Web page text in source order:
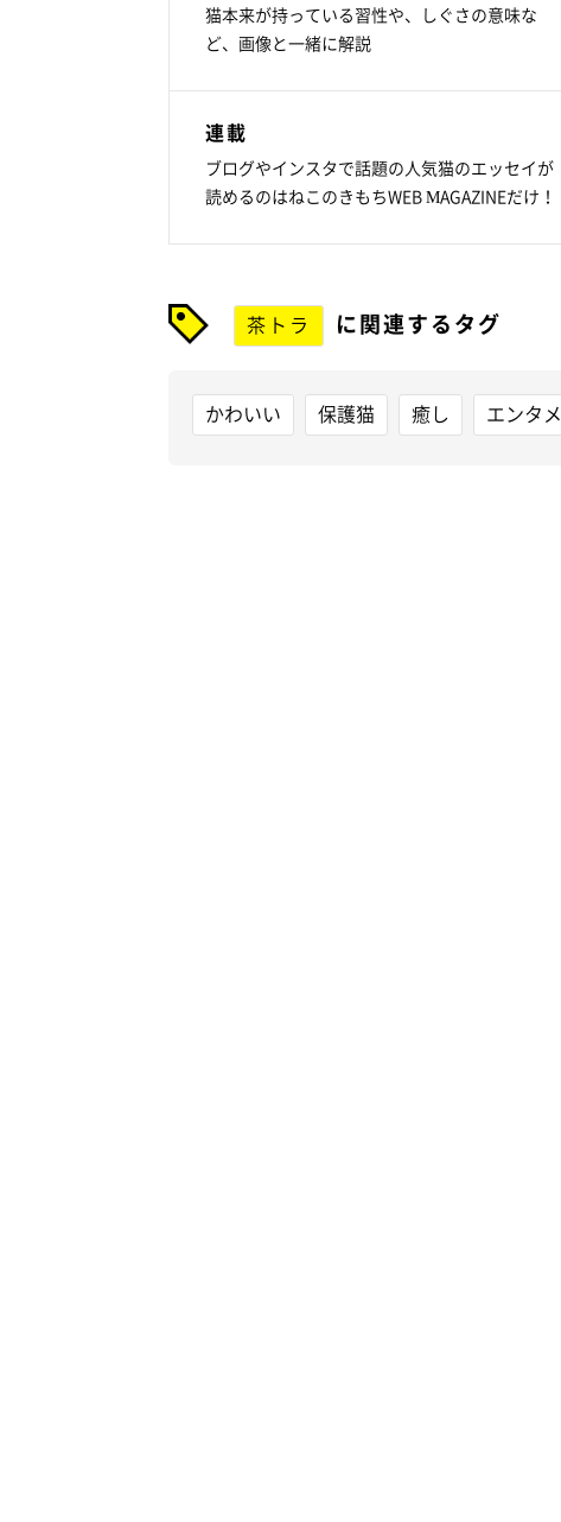
猫本来が持っている習性や、しぐさの意味な
ど、画像と一緒に解説
連載
ブログやインスタで話題の人気猫のエッセイが
読めるのはねこのきもちWEB MAGAZINEだけ！
茶トラ に関連するタグ
かわいい 保護猫 癒し エンタメ